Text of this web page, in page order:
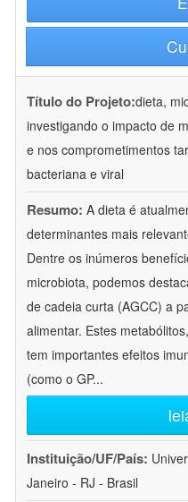
Título do Projeto:dieta,
investigando o impacto de
e nos comprometimentos
bacteriana e viral
Resumo: A dieta é
determinantes mais
Dentre os inúmeros
microbiota, podemos
de cadeia curta (AGCC) a
alimentar. Estes
tem importantes efeitos
(como o GP...
Instituição/UF/País:
Janeiro - RJ - Brasil